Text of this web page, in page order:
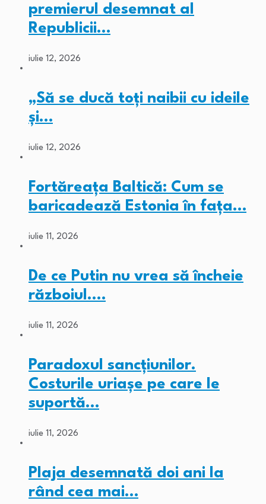
premierul desemnat al
Republicii…
iulie 12, 2026
„Să se ducă toți naibii cu ideile
și…
iulie 12, 2026
Fortăreața Baltică: Cum se
baricadează Estonia în fața…
iulie 11, 2026
De ce Putin nu vrea să încheie
războiul.…
iulie 11, 2026
Paradoxul sancțiunilor.
Costurile uriașe pe care le
suportă…
iulie 11, 2026
Plaja desemnată doi ani la
rând cea mai…